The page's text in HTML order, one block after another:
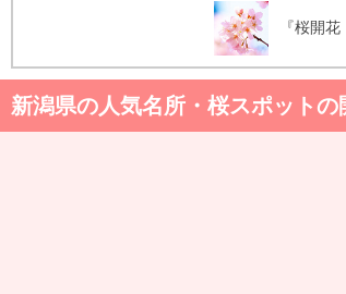
『桜開
新潟県の人気名所・桜スポットの